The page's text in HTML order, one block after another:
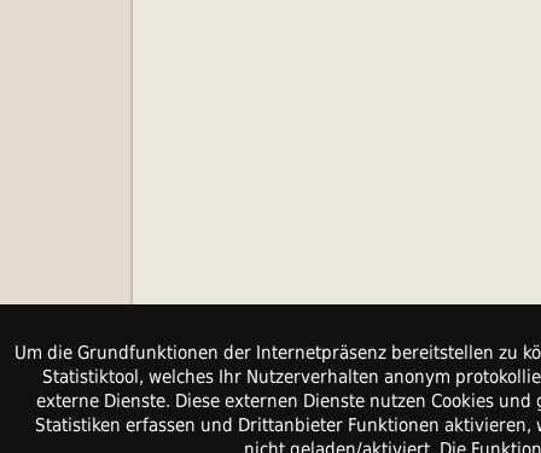
Um die Grundfunktionen der Internetpräsenz bereitstellen zu
Statistiktool, welches Ihr Nutzerverhalten anonym
externe Dienste. Diese externen Dienste nutzen Cookies
Statistiken erfassen und Drittanbieter Funktionen
nicht geladen/aktiviert. Die